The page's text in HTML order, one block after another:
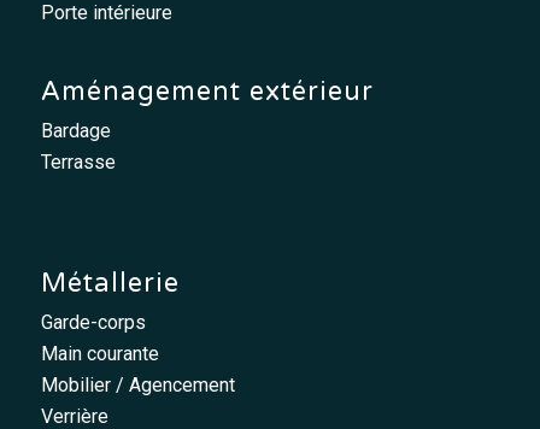
Porte intérieure
Aménagement extérieur
Bardage
Terrasse
Métallerie
Garde-corps
Main courante
Mobilier / Agencement
Verrière